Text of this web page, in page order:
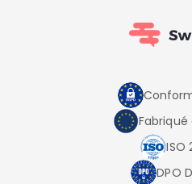
Fabriqué
ISO
DPO